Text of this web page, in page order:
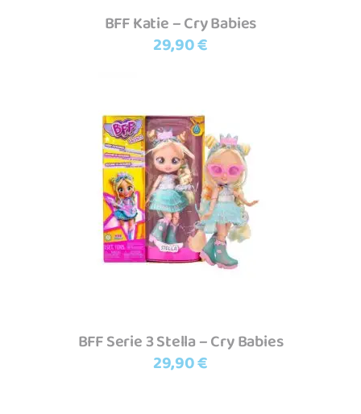
BFF Katie – Cry Babies
29,90€
Adicionar
BFF Serie 3 Stella – Cry Babies
29,90€